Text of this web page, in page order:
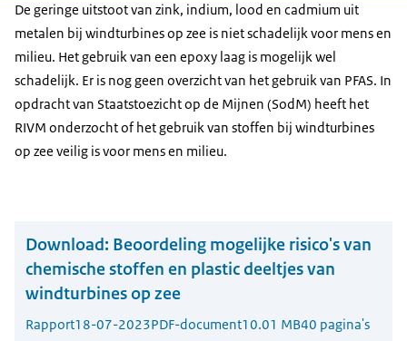
De geringe uitstoot van zink, indium, lood en cadmium uit
metalen bij windturbines op zee is niet schadelijk voor mens en
milieu. Het gebruik van een epoxy laag is mogelijk wel
schadelijk. Er is nog geen overzicht van het gebruik van PFAS. In
opdracht van Staatstoezicht op de Mijnen (SodM) heeft het
RIVM onderzocht of het gebruik van stoffen bij windturbines
op zee veilig is voor mens en milieu.
Download: Beoordeling mogelijke risico's van
chemische stoffen en plastic deeltjes van
windturbines op zee
Rapport18-07-2023PDF-document10.01 MB40 pagina's